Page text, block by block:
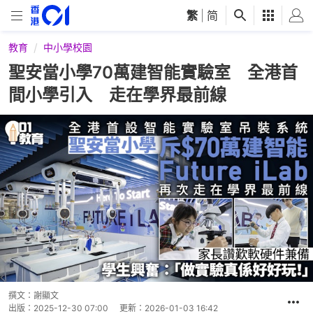
繁 简
教育 中小學校園
聖安當小學70萬建智能實驗室 全港首
間小學引入 走在學界最前線
撰文： 謝顯文
出版： 2025-12-30 07:00 更新： 2026-01-03 16:42